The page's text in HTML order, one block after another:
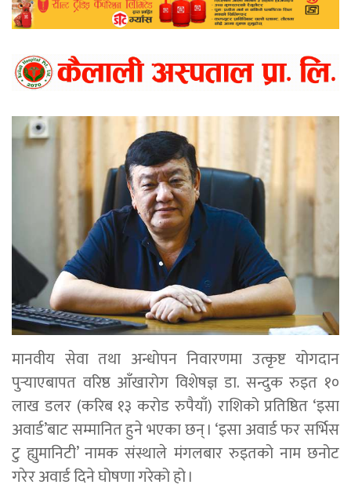
मानवीय सेवा तथा अन्धोपन निवारणमा उत्कृष्ट योगदान
पुर्‍याएबापत वरिष्ठ आँखारोग विशेषज्ञ डा. सन्दुक रुइत १०
लाख डलर (करिब १३ करोड रुपैयाँ) राशिको प्रतिष्ठित ‘इसा
अवार्ड’बाट सम्मानित हुने भएका छन् । ‘इसा अवार्ड फर सर्भिस
टु ह्युमानिटी’ नामक संस्थाले मंगलबार रुइतको नाम छनोट
गरेर अवार्ड दिने घोषणा गरेको हो ।